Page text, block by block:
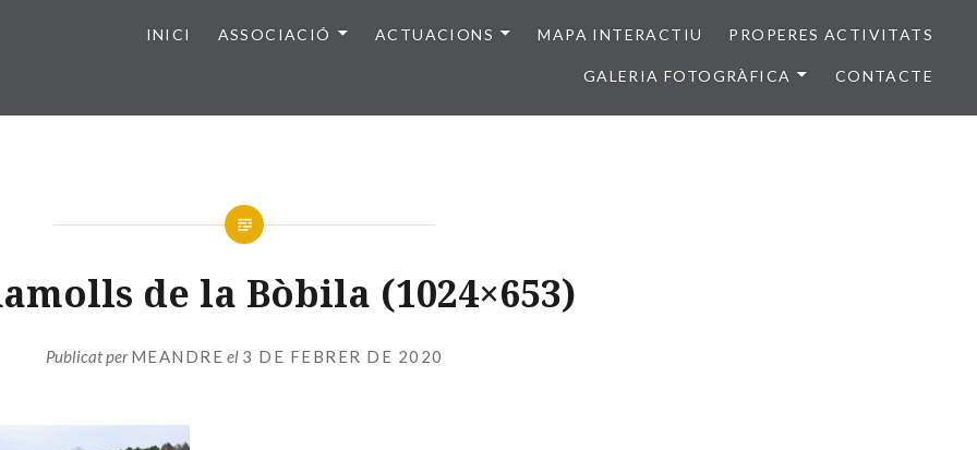
INICI ASSOCIACIÓ ACTUACIONS MAPA INTERACTIU PROPERES ACTIVITATS
GALERIA FOTOGRÀFICA CONTACTE
de la Bòbila (1024×653)
Publicat perMEANDRE el 3 DE FEBRER DE 2020